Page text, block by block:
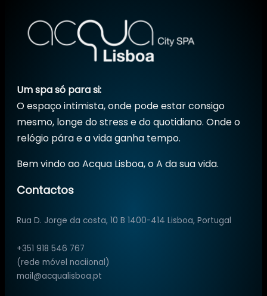
Um spa só para si:
O espaço intimista, onde pode estar consigo
mesmo, longe do stress e do quotidiano. Onde o
relógio pára e a vida ganha tempo.
Bem vindo ao Acqua Lisboa, o A da sua vida.
Contactos
Rua D. Jorge da costa, 10 B 1400-414 Lisboa, Portugal
+351 918 546 767
(rede móvel naciional)
mail@acqualisboa.pt